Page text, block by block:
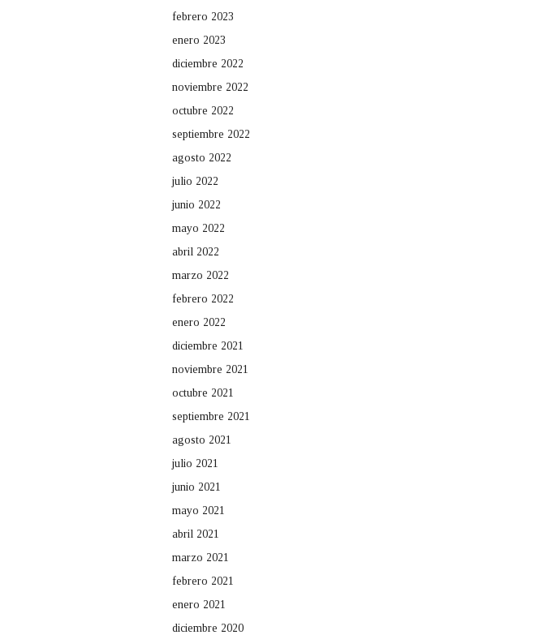
febrero 2023
enero 2023
diciembre 2022
noviembre 2022
octubre 2022
septiembre 2022
agosto 2022
julio 2022
junio 2022
mayo 2022
abril 2022
marzo 2022
febrero 2022
enero 2022
diciembre 2021
noviembre 2021
octubre 2021
septiembre 2021
agosto 2021
julio 2021
junio 2021
mayo 2021
abril 2021
marzo 2021
febrero 2021
enero 2021
diciembre 2020